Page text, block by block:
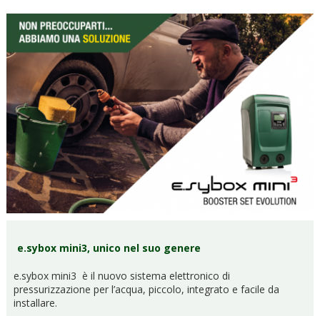
e.sybox mini3, unico nel suo genere
e.sybox mini3 è il nuovo sistema elettronico di
pressurizzazione per l’acqua, piccolo, integrato e facile da
installare.